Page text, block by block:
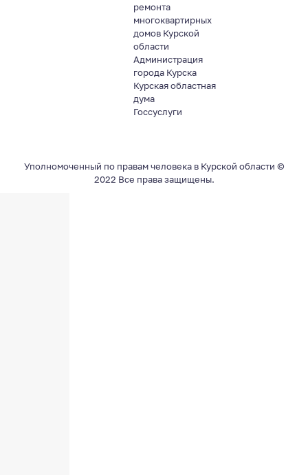
ремонта
многоквартирных
домов Курской
области
Администрация
города Курска
Курская областная
дума
Госсуслуги
Уполномоченный по правам человека в Курской области ©
2022 Все права защищены.